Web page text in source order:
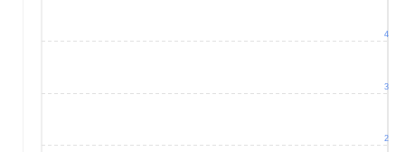
2
3
4